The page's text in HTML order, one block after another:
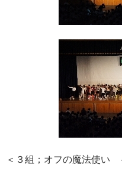
＜３組；オフの魔法使い